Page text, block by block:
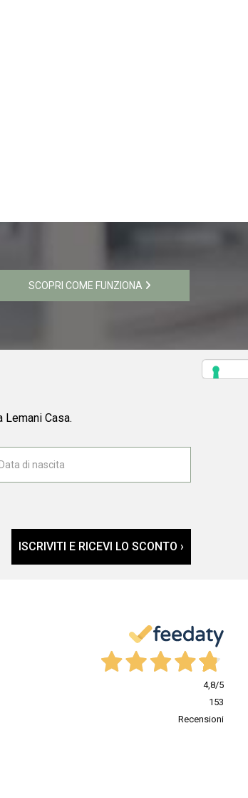
SCOPRI COME FUNZIONA
Casa.
ISCRIVITI E RICEVI LO SCONTO ›
4,8/5
153
Recensioni